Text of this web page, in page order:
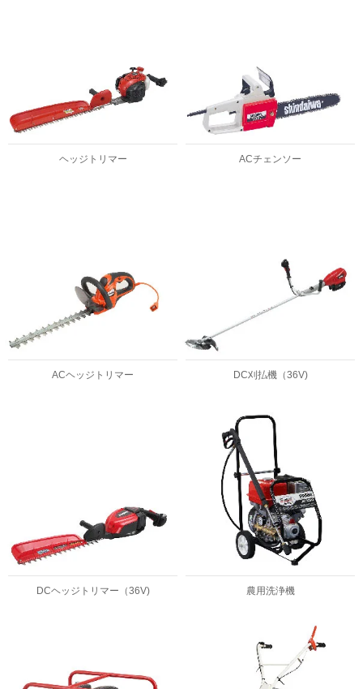
ヘッジトリマー ACチェンソー
ACヘッジトリマー DC刈払機（36V)
DCヘッジトリマー（36V) 農用洗浄機